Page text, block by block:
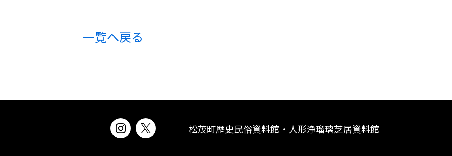
一覧へ戻る
松茂町歴史民俗資料館・人形浄瑠璃芝居資料館